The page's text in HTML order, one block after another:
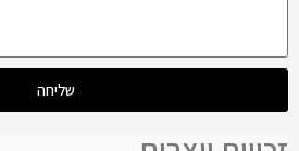
שליחה